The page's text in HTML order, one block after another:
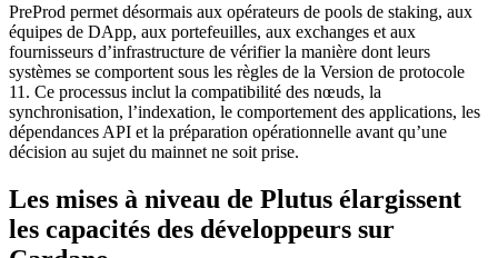
PreProd permet désormais aux opérateurs de pools de staking, aux
équipes de DApp, aux portefeuilles, aux exchanges et aux
fournisseurs d’infrastructure de vérifier la manière dont leurs
systèmes se comportent sous les règles de la Version de protocole
11. Ce processus inclut la compatibilité des nœuds, la
synchronisation, l’indexation, le comportement des applications, les
dépendances API et la préparation opérationnelle avant qu’une
décision au sujet du mainnet ne soit prise.
Les mises à niveau de Plutus élargissent
les capacités des développeurs sur